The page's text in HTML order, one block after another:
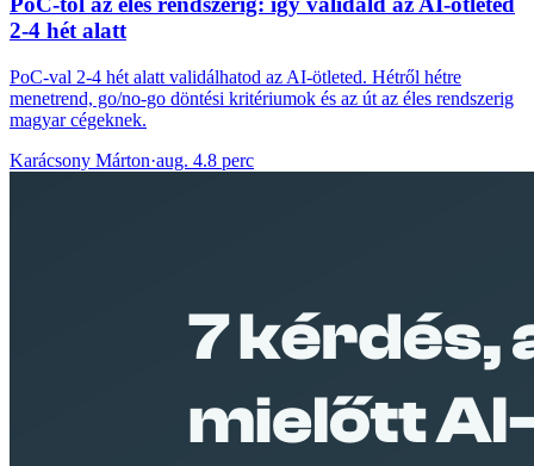
2-4 hét alatt
PoC-val 2-4 hét alatt validálhatod az AI-ötleted. Hétről hétre
menetrend, go/no-go döntési kritériumok és az út az éles rendszerig
magyar cégeknek.
Karácsony Márton·aug. 4.8 perc